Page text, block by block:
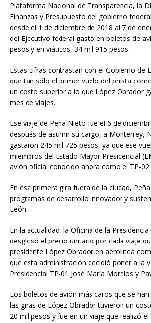
Plataforma Nacional de Transparencia, la
Finanzas y Presupuesto del gobierno
desde el 1 de diciembre de 2018 al 7 de
del Ejecutivo federal gastó en boletos de
pesos y en viáticos, 34 mil 915 pesos.
Estas cifras contrastan con el Gobierno de
que tan sólo el primer vuelo del priísta
un costo superior a lo que López Obrador
mes de viajes.
Ese viaje de Peña Nieto fue el 6 de
después de asumir su cargo, a Monterrey,
gastaron 245 mil 725 pesos, ya que ese
miembros del Estado Mayor Presidencial
avión oficial conocido ahora como el TP-02
En esa primera gira fuera de la ciudad,
programas de desarrollo innovador y
León.
En la actualidad, la Oficina de la Presidencia
desglosó el precio unitario por cada viaje
presidente López Obrador en aerolínea
que esta administración decidió poner a la
Presidencial TP-01 José María Morelos y
Los boletos de avión más caros que se
las giras de López Obrador tuvieron un
20 mil pesos y fue en un viaje que realizó el